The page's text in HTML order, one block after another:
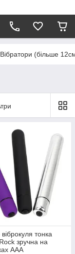
Вібратори (більше
тонка
зручна на
ААА